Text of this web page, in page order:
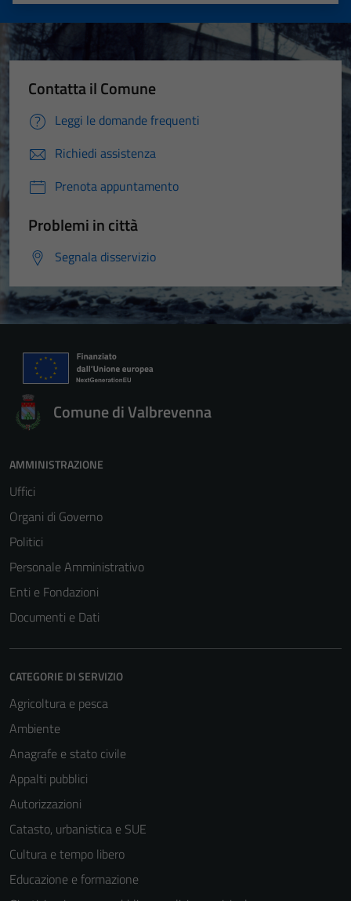
Contatta il Comune
Leggi le domande frequenti
Richiedi assistenza
Prenota appuntamento
Problemi in città
Segnala disservizio
Comune di Valbrevenna
AMMINISTRAZIONE
Uffici
Organi di Governo
Politici
Personale Amministrativo
Enti e Fondazioni
Documenti e Dati
CATEGORIE DI SERVIZIO
Agricoltura e pesca
Ambiente
Anagrafe e stato civile
Appalti pubblici
Autorizzazioni
Catasto, urbanistica e SUE
Cultura e tempo libero
Educazione e formazione